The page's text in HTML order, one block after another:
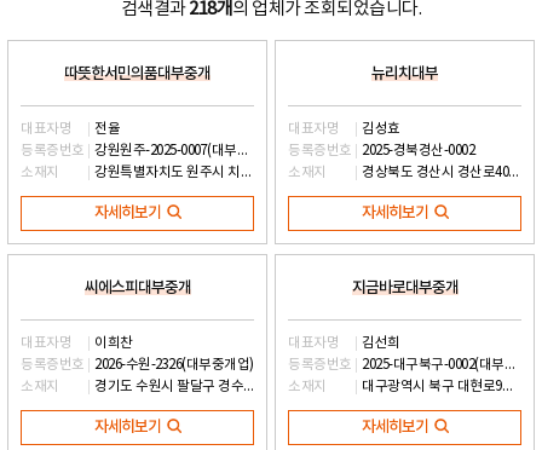
검색결과218개의 업체가 조회되었습니다.
따뜻한서민의품대부중개
대표자명
전율
등록증번호
강원원주-2025-0007(대부중개업)
소재지
강원특별자치도 원주시 치악로 1555, 208호 (관설동)
자세히보기
뉴리치대부
대표자명
김성효
등록증번호
2025-경북경산-0002
소재지
경상북도 경산시 경산로40길 11, 2층 2B-6호 (옥산동)
자세히보기
씨에스피대부중개
대표자명
이희찬
등록증번호
2026-수원-2326(대부중개업)
소재지
경기도 수원시 팔달구 경수대로466번길 58, 아이오피스 6층 621호 (인계동)
자세히보기
지금바로대부중개
대표자명
김선희
등록증번호
2025-대구북구-0002(대부중개)
소재지
대구광역시 북구 대현로9길 58, 라온비즈니스센터 215호 (산격동)
자세히보기